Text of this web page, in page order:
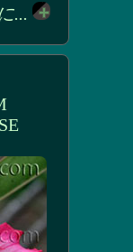
...